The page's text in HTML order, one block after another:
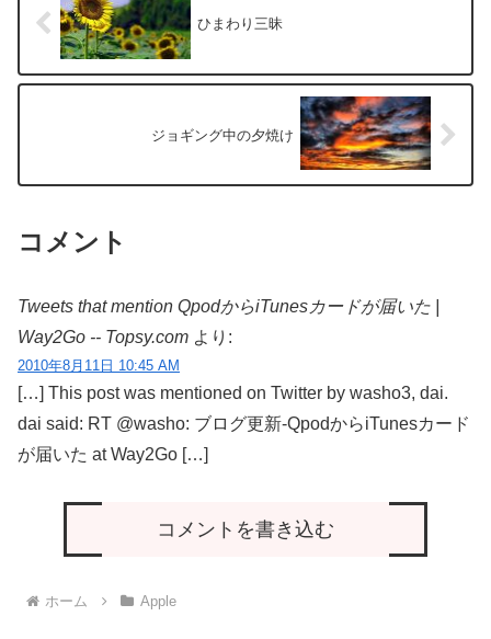
ひまわり三昧
ジョギング中の夕焼け
コメント
Tweets that mention QpodからiTunesカードが届いた |
Way2Go -- Topsy.com より:
2010年8月11日 10:45 AM
[…] This post was mentioned on Twitter by washo3, dai.
dai said: RT @washo: ブログ更新-QpodからiTunesカード
が届いた at Way2Go […]
コメントを書き込む
ホーム Apple